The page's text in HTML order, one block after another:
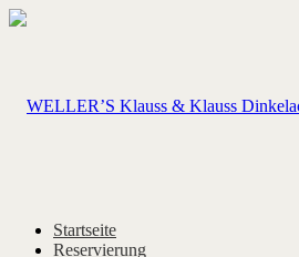
Startseite
Reservierung